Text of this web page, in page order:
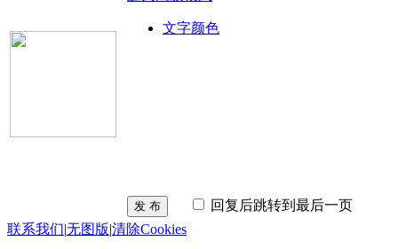
文字颜色
发 布
回复后跳转到最后一页
联系我们|无图版|清除Cookies